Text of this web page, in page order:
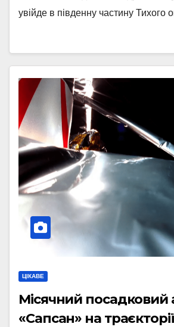
увійде в південну частину Тихого
ЦІКАВЕ
Місячний посадковий
«Сапсан» на